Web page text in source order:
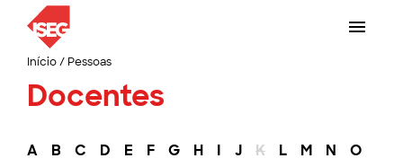
Início/ Pessoas
Docentes
A B C D E F G H I J K L M N O